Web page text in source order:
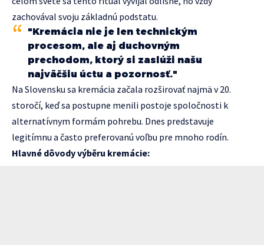
zachovával svoju základnú podstatu.
"Kremácia nie je len technickým
procesom, ale aj duchovným
prechodom, ktorý si zaslúži našu
najväčšiu úctu a pozornosť."
Na Slovensku sa kremácia začala rozširovať najmä v 20.
storočí, keď sa postupne menili postoje spoločnosti k
alternatívnym formám pohrebu. Dnes predstavuje
legitímnu a často preferovanú voľbu pre mnoho rodín.
Hlavné dôvody výběru kremácie: